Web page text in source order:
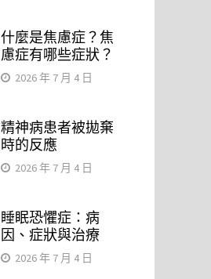
什麼是焦慮症？焦
慮症有哪些症狀？
2026 年 7 月 4 日
精神病患者被拋棄
時的反應
2026 年 7 月 4 日
睡眠恐懼症：病
因、症狀與治療
2026 年 7 月 4 日